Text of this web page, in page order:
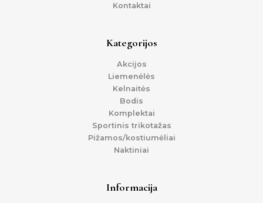
Kontaktai
Kategorijos
Akcijos
Liemenėlės
Kelnaitės
Bodis
Komplektai
Sportinis trikotažas
Pižamos/kostiumėliai
Naktiniai
Informacija